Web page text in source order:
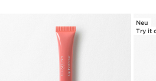
Neu
Try it